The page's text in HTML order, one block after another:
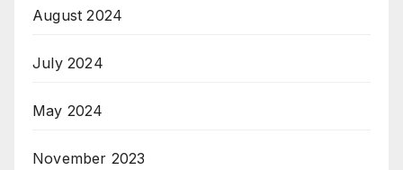
August 2024
July 2024
May 2024
November 2023